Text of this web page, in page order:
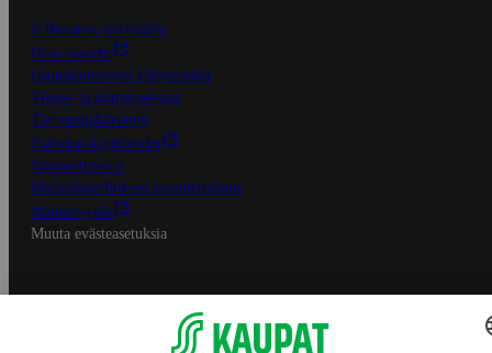
S-Business yrityksille
Oiva-raportit
Osuuskauppojen yhteystiedot
Tilaus- ja toimitusehdot
Tietosuojakäytäntö
Palvelun käyttöehdot
Saavutettavuus
Mobiilisovelluksen saavutettavuus
Mainostajalle
Muuta evästeasetuksia
S-ryhmän palvelut